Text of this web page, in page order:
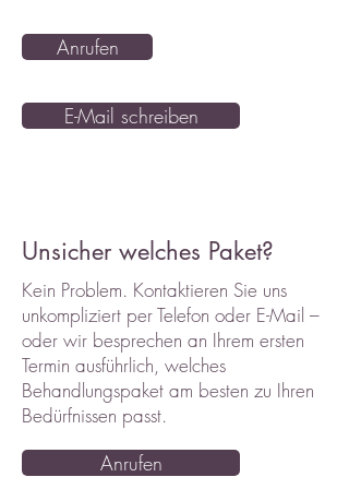
Anrufen
E-Mail schreiben
Unsicher welches Paket?
Kein Problem. Kontaktieren Sie uns
unkompliziert per Telefon oder E-Mail –
oder wir besprechen an Ihrem ersten
Termin ausführlich, welches
Behandlungspaket am besten zu Ihren
Bedürfnissen passt.
Anrufen